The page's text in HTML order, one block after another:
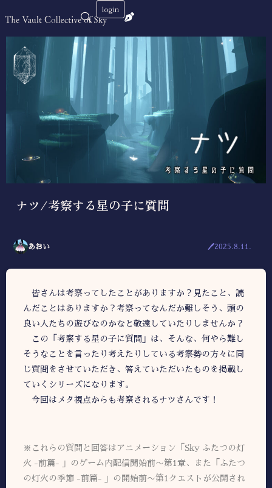
login
ナツ/考察する星の子に質問
あおい 🖊2025.8.11.
皆さんは考察ってしたことがありますか？見たこと、読
んだことはありますか？考察ってなんだか難しそう、頭の
良い人たちの遊びなのかなと敬遠していたりしませんか？
この「考察する星の子に質問」は、そんな、何やら難し
そうなことを言ったり考えたりしている考察勢の方々に同
じ質問をさせていただき、答えていただいたものを掲載し
ていくシリーズになります。
今回はメタ視点からも考察されるナツさんです！
※これらの質問と回答はアニメーション「Sky ふたつの灯
火 -前篇- 」のゲーム内配信開始前〜第1章、また「ふたつ
の灯火の季節 -前篇- 」の開始前〜第1クエストが公開され